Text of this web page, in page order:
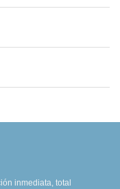
inmediata, total